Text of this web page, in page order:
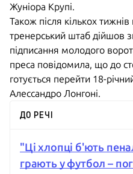
Жуніора Крупі.
Також після кількох
тренерський штаб дійшов
підписання молодого
преса повідомила, що до
готується перейти 18-
Алессандро Лонгоні.
ДО РЕЧІ
"Ці хлопці б'ють
грають у футбол –